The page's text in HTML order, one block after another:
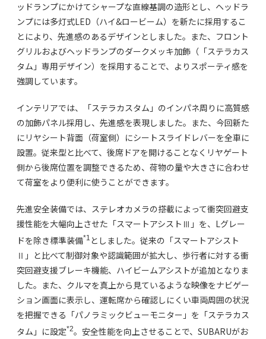
ッドランプにかけてシャープな直線基調の造形とし、ヘッドラ
ンプには多灯式LED（ハイ&ロービーム）を新たに採用するこ
とにより、先進感のあるデザインとしました。また、フロント
グリルおよびヘッドランプのダークメッキ加飾（「ステラカス
タム」専用デザイン）を採用することで、よりスポーティ感を
強調しています。
インテリアでは、「ステラカスタム」のインパネ周りに高質感
の加飾パネル採用し、先進感を表現しました。また、今回新た
にリヤシート背面（荷室側）にシートスライドレバーを全車に
設置。従来型と比べて、後席ドアを開けることなくリヤゲート
側から後席位置を調整できるため、荷物の量や大きさに合わせ
て荷室をより便利に使うことができます。
先進安全装備では、ステレオカメラの搭載によって衝突回避支
援性能を大幅向上させた「スマートアシストⅢ」を、Lグレー
ドを除き標準装備*1 としました。従来の「スマートアシスト
Ⅱ」と比べて制御対象や認識範囲が拡大し、歩行者に対する衝
突回避支援ブレーキ機能、ハイビームアシストが追加となりま
した。また、クルマを真上から見ているような映像をナビゲー
ション画面に表示し、運転席から確認しにくい車両周囲の状況
を把握できる「パノラミックビューモニター」を「ステラカス
タム」に設定*2。安全性能を向上させることで、SUBARUがお